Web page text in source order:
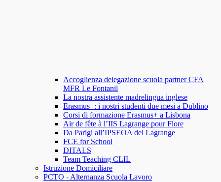
Accoglienza delegazione scuola partner CFA
MFR Le Fontanil
La nostra assistente madrelingua inglese
Erasmus+: i nostri studenti due mesi a Dublino
Corsi di formazione Erasmus+ a Lisbona
Air de fête à l’IIS Lagrange pour Flore
Da Parigi all’IPSEOA del Lagrange
FCE for School
DITALS
Team Teaching CLIL
Istruzione Domiciliare
PCTO - Alternanza Scuola Lavoro